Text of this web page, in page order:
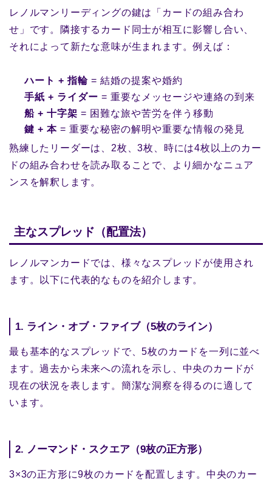
レノルマンリーディングの鍵は「カードの組み合わ
せ」です。隣接するカード同士が相互に影響し合い、
それによって新たな意味が生まれます。例えば：
ハート + 指輪 = 結婚の提案や婚約
手紙 + ライダー = 重要なメッセージや連絡の到来
船 + 十字架 = 困難な旅や苦労を伴う移動
鍵 + 本 = 重要な秘密の解明や重要な情報の発見
熟練したリーダーは、2枚、3枚、時には4枚以上のカー
ドの組み合わせを読み取ることで、より細かなニュア
ンスを解釈します。
主なスプレッド（配置法）
レノルマンカードでは、様々なスプレッドが使用され
ます。以下に代表的なものを紹介します。
1. ライン・オブ・ファイブ（5枚のライン）
最も基本的なスプレッドで、5枚のカードを一列に並べ
ます。過去から未来への流れを示し、中央のカードが
現在の状況を表します。簡潔な洞察を得るのに適して
います。
2. ノーマンド・スクエア（9枚の正方形）
3×3の正方形に9枚のカードを配置します。中央のカー